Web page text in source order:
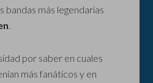
bandas más legendarias
.
por saber en cuales
más fanáticos y en